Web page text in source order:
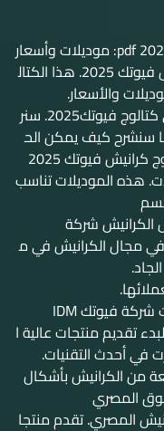
دليلك الكامل لـ كتالوج كرانيش فيوتك 2025 pdf: موديلات وأسعار
الكثير من الناس يبحث عن كتالوج كرانيش فيوتك 2025. هذا الكتال
والأسعار.
في هذا القسم، سنقدم نظرة عامة على كتالوج فيوتك2025. سنر
سنشرح كيف يمكن الح
هذه الموديلات تناسب
الكرانيش شركة
مجال الكرانيش في م
تأسيس شركة فيوتك IDM وتطورها بدأت شركة فيوتك IDM
تقديم منتجات عالية ا
في أحدث التقنيات.
من الكرانيش بأشكال
المصري
المصري. تقدم منتجا